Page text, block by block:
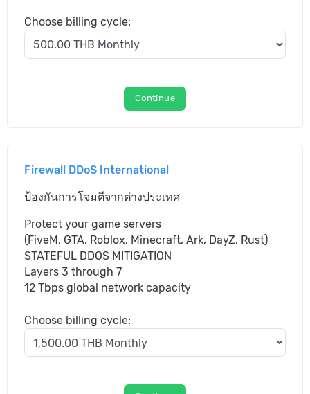
Choose billing cycle:
Continue
Firewall DDoS International
ป้องกันการโจมตีจากต่างประเทศ
Protect your game servers
(FiveM, GTA, Roblox, Minecraft, Ark, DayZ, Rust)
STATEFUL DDOS MITIGATION
Layers 3 through 7
12 Tbps global network capacity
Choose billing cycle: